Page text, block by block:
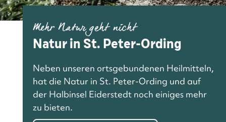
Mehr Natur geht nicht
Natur in St. Peter-Ording
Neben unseren ortsgebundenen Heilmitteln,
hat die Natur in St. Peter-Ording und auf
der Halbinsel Eiderstedt noch einiges mehr
zu bieten.